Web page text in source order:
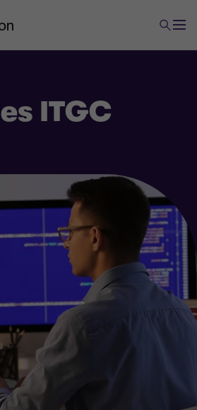
ITGC